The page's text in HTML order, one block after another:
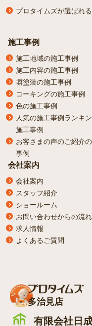
プロタイムズが選ばれ
施工事例
施工地域の施工事例
施工内容の施工事例
塀塗装の施工事例
コーキングの施工事例
色の施工事例
人気の施工事例ランキ
施工事例
お客さまの声のご紹介
事例
会社案内
会社案内
スタッフ紹介
ショールーム
お問い合わせからの流れ
求人情報
よくあるご質問
多治見店
有限会社日